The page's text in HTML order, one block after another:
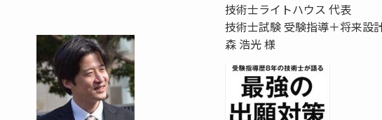
技術士ライトハウス 代表
技術士試験 受験指導＋将来設
森 浩光 様